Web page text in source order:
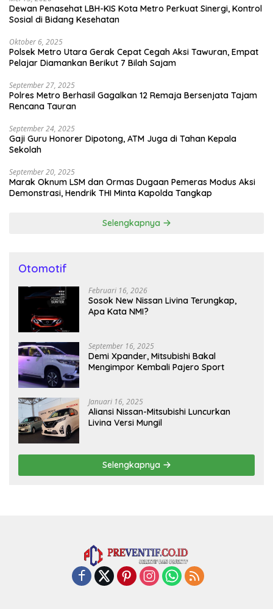
Dewan Penasehat LBH-KIS Kota Metro Perkuat Sinergi, Kontrol
Sosial di Bidang Kesehatan
Oktober 6, 2025
Polsek Metro Utara Gerak Cepat Cegah Aksi Tawuran, Empat
Pelajar Diamankan Berikut 7 Bilah Sajam
September 27, 2025
Polres Metro Berhasil Gagalkan 12 Remaja Bersenjata Tajam
Rencana Tauran
September 24, 2025
Gaji Guru Honorer Dipotong, ATM Juga di Tahan Kepala
Sekolah
September 20, 2025
Marak Oknum LSM dan Ormas Dugaan Pemeras Modus Aksi
Demonstrasi, Hendrik THI Minta Kapolda Tangkap
Selengkapnya
Otomotif
Februari 16, 2026
Sosok New Nissan Livina Terungkap,
Apa Kata NMI?
September 16, 2025
Demi Xpander, Mitsubishi Bakal
Mengimpor Kembali Pajero Sport
Januari 16, 2025
Aliansi Nissan-Mitsubishi Luncurkan
Livina Versi Mungil
Selengkapnya